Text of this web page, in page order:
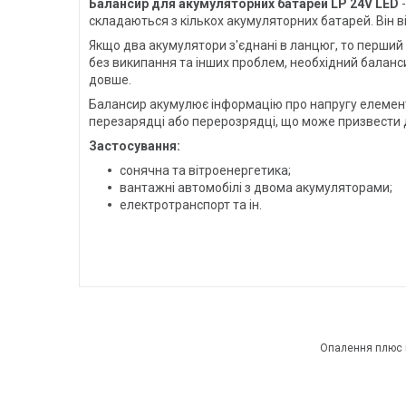
Балансир для акумуляторних батарей LP 24V LED
складаються з кількох акумуляторних батарей. Він
Якщо два акумулятори з'єднані в ланцюг, то
без википання та інших проблем, необхідний
довше.
Балансир акумулює інформацію про напругу
перезарядці або перерозрядці, що може
Застосування:
сонячна та вітроенергетика;
вантажні автомобілі з двома акумуляторами;
електротранспорт та ін.